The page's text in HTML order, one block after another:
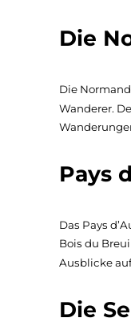
Die
Die
Wanderer.
Pays
Das Pays
Bois du
Ausblicke
Die